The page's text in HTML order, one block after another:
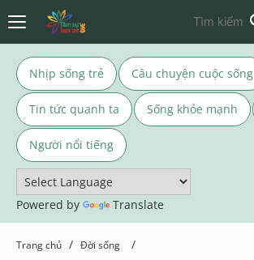
Nhịp sống trẻ Câu chuyện cuộc sống
Tin tức quanh ta Sống khỏe mạnh
Người nổi tiếng
Powered by Translate
Trang chủ / Đời sống /